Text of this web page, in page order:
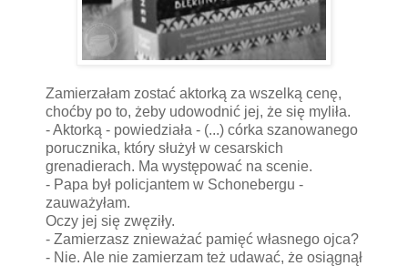
Zamierzałam zostać aktorką za wszelką cenę,
choćby po to, żeby udowodnić jej, że się myliła.
- Aktorką - powiedziała - (...) córka szanowanego
porucznika, który służył w cesarskich
grenadierach. Ma występować na scenie.
- Papa był policjantem w Schonebergu -
zauważyłam.
Oczy jej się zwęziły.
- Zamierzasz znieważać pamięć własnego ojca?
- Nie. Ale nie zamierzam też udawać, że osiągnął